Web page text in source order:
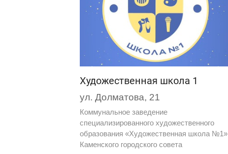
Художественная школа 1
ул. Долматова, 21
Коммунальное заведение
специализированного художественного
образования «Художественная школа №1»
Каменского городского совета